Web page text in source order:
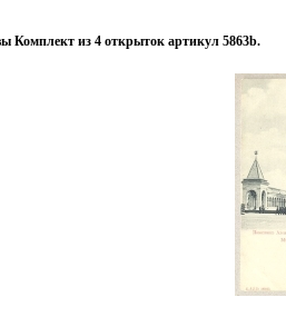
Комплект из 4 открыток артикул 5863b.